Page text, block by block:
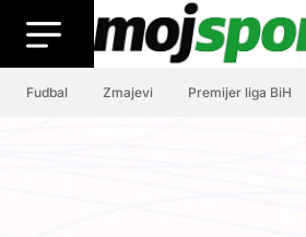
Fudbal Zmajevi Premijer liga BiH